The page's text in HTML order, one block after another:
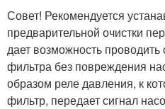
Совет! Рекомендуется
предварительной очистки
дает возможность
фильтра без повреждения
образом реле давления, к
фильтр, передает сигнал